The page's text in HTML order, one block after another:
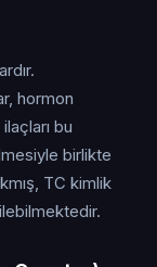
hormon
bu
birlikte
TC kimlik